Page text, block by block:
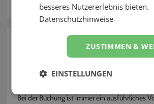
kennenlernen?
Bei der Buchung ist immer ein ausführliches
besseres Nutzererlebnis bieten.
Datenschutzhinweise
ZUSTIMMEN &
EINSTELLUNGEN